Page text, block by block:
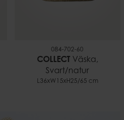
084-702-60
COLLECT
Väska,
Svart/natur
L36xW15xH25/65 cm